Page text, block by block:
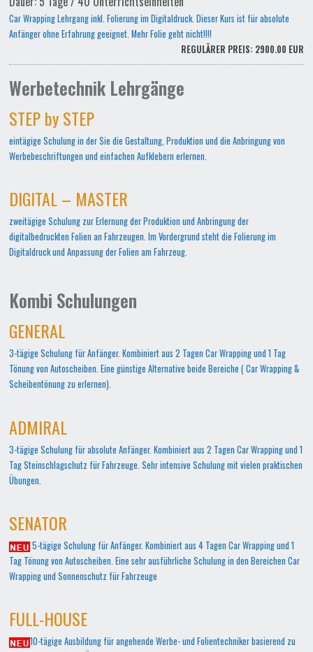
Car Wrapping Lehrgang inkl. Folierung im Digitaldruck. Dieser Kurs ist für absolute
Anfänger ohne Erfahrung geeignet. Mehr Folie geht nicht!!!!
REGULÄRER PREIS: 2900.00 EUR
Werbetechnik Lehrgänge
STEP by STEP
eintägige Schulung in der Sie die Gestaltung, Produktion und die Anbringung von
Werbebeschriftungen und einfachen Aufklebern erlernen.
DIGITAL – MASTER
zweitägige Schulung zur Erlernung der Produktion und Anbringung der
digitalbedruckten Folien an Fahrzeugen. Im Vordergrund steht die Folierung im
Digitaldruck und Anpassung der Folien am Fahrzeug.
Kombi Schulungen
GENERAL
3-tägige Schulung für Anfänger. Kombiniert aus 2 Tagen Car Wrapping und 1 Tag
Tönung von Autoscheiben. Eine günstige Alternative beide Bereiche ( Car Wrapping &
Scheibentönung zu erlernen).
ADMIRAL
3-tägige Schulung für absolute Anfänger. Kombiniert aus 2 Tagen Car Wrapping und 1
Tag Steinschlagschutz für Fahrzeuge. Sehr intensive Schulung mit vielen praktischen
Übungen.
SENATOR
5-tägige Schulung für Anfänger. Kombiniert aus 4 Tagen Car Wrapping und 1
Tag Tönung von Autoscheiben. Eine sehr ausführliche Schulung in den Bereichen Car
Wrapping und Sonnenschutz für Fahrzeuge
FULL-HOUSE
10-tägige Ausbildung für angehende Werbe- und Folientechniker basierend zu